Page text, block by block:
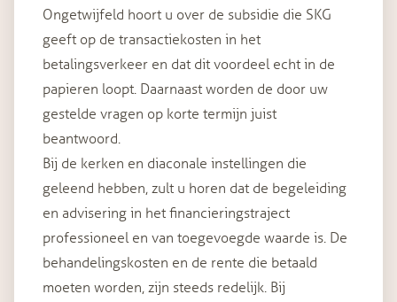
Ongetwijfeld hoort u over de subsidie die SKG
geeft op de transactiekosten in het
betalingsverkeer en dat dit voordeel echt in de
papieren loopt. Daarnaast worden de door uw
gestelde vragen op korte termijn juist
beantwoord.
Bij de kerken en diaconale instellingen die
geleend hebben, zult u horen dat de begeleiding
en advisering in het financieringstraject
professioneel en van toegevoegde waarde is. De
behandelingskosten en de rente die betaald
moeten worden, zijn steeds redelijk. Bij